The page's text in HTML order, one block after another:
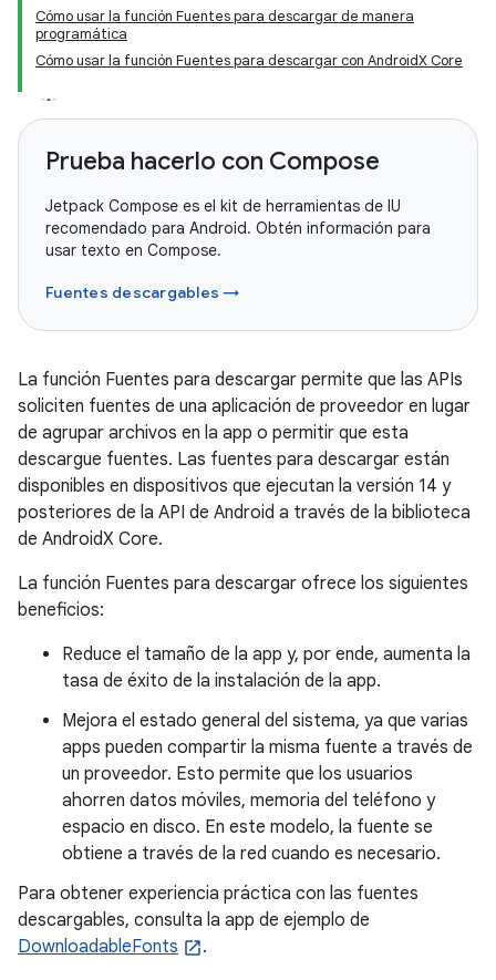
Cómo usar la función Fuentes para descargar de manera
programática
Cómo usar la función Fuentes para descargar con AndroidX Core
Prueba hacerlo con Compose
Jetpack Compose es el kit de herramientas de IU
recomendado para Android. Obtén información para
usar texto en Compose.
Fuentes descargables →
La función Fuentes para descargar permite que las APIs
soliciten fuentes de una aplicación de proveedor en lugar
de agrupar archivos en la app o permitir que esta
descargue fuentes. Las fuentes para descargar están
disponibles en dispositivos que ejecutan la versión 14 y
posteriores de la API de Android a través de la biblioteca
de AndroidX Core.
La función Fuentes para descargar ofrece los siguientes
beneficios:
Reduce el tamaño de la app y, por ende, aumenta la
tasa de éxito de la instalación de la app.
Mejora el estado general del sistema, ya que varias
apps pueden compartir la misma fuente a través de
un proveedor. Esto permite que los usuarios
ahorren datos móviles, memoria del teléfono y
espacio en disco. En este modelo, la fuente se
obtiene a través de la red cuando es necesario.
Para obtener experiencia práctica con las fuentes
descargables, consulta la app de ejemplo de
DownloadableFonts
.